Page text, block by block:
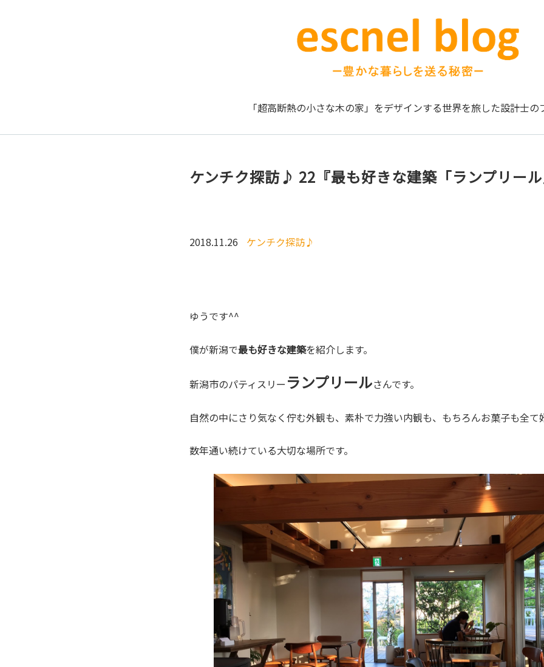
「超高断熱の小さな木の家」をデザインする世界を旅した設計士の
ケンチク探訪♪ 22『最も好きな建築「ランプリー
2018.11.26 ケンチク探訪♪
ゆうです^^
僕が新潟で最も好きな建築を紹介します。
新潟市のパティスリー ランプリールさんです。
自然の中にさり気なく佇む外観も、素朴で力強い内観も、もちろんお菓子も全て
数年通い続けている大切な場所です。